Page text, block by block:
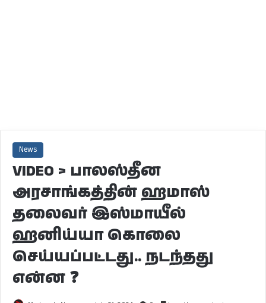
News
VIDEO > பாலஸ்தீன
அரசாங்கத்தின் ஹமாஸ்
தலைவர் இஸ்மாயீல்
ஹனிய்யா கொலை
செய்யப்பட்டது.. நடந்தது
என்ன ❓